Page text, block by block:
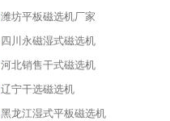
潍坊平板磁选机厂家
四川永磁湿式磁选机
河北销售干式磁选机
辽宁干选磁选机
黑龙江湿式平板磁选机